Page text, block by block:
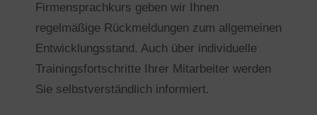
Firmensprachkurs geben wir Ihnen
regelmäßige Rückmeldungen zum allgemeinen
Entwicklungsstand. Auch über individuelle
Trainingsfortschritte Ihrer Mitarbeiter werden
Sie selbstverständlich informiert.